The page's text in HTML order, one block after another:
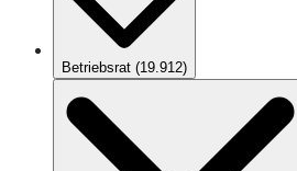
Betriebsrat (19.912)